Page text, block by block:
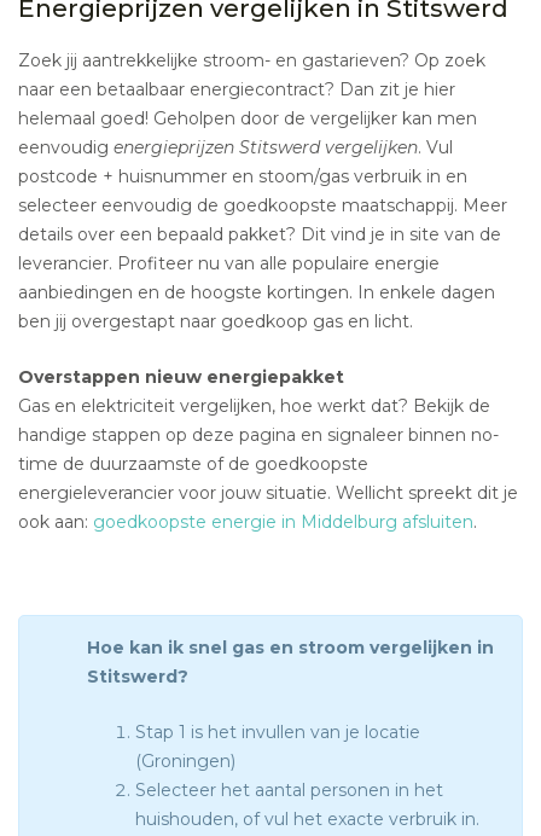
Energieprijzen vergelijken in Stitswerd
Zoek jij aantrekkelijke stroom- en gastarieven? Op zoek
naar een betaalbaar energiecontract? Dan zit je hier
helemaal goed! Geholpen door de vergelijker kan men
eenvoudig energieprijzen Stitswerd vergelijken. Vul
postcode + huisnummer en stoom/gas verbruik in en
selecteer eenvoudig de goedkoopste maatschappij. Meer
details over een bepaald pakket? Dit vind je in site van de
leverancier. Profiteer nu van alle populaire energie
aanbiedingen en de hoogste kortingen. In enkele dagen
ben jij overgestapt naar goedkoop gas en licht.
Overstappen nieuw energiepakket
Gas en elektriciteit vergelijken, hoe werkt dat? Bekijk de
handige stappen op deze pagina en signaleer binnen no-
time de duurzaamste of de goedkoopste
energieleverancier voor jouw situatie. Wellicht spreekt dit je
ook aan: goedkoopste energie in Middelburg afsluiten.
Hoe kan ik snel gas en stroom vergelijken in
Stitswerd?
Stap 1 is het invullen van je locatie
(Groningen)
Selecteer het aantal personen in het
huishouden, of vul het exacte verbruik in.